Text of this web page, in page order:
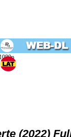
(2022)